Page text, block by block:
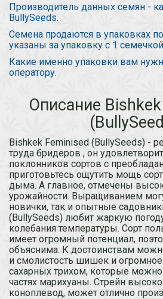
Производитель данных семян -
BullySeeds.
Семена продаются в упаковках
указаны за упаковку с 1
Какие именно упаковки вам
оператору.
Описание
Bishkek Feminised (BullySeeds) -
труда бридеров , он
поклонников сортов с
приготовьтесь ощутить мощь
дыма. А главное, отмечены
урожайности. Выращиванием
новички, так и опытные
(BullySeeds) любит жаркую
колебания температуры. Сорт
имеет огромный потенциал,
объяснима. К достоинствам
и смолистость шишек и
сахарных трихом, которые
частях марихуаны. Стрейн
коноплевод, может отлично